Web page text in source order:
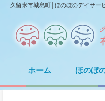
久留米市城島町│ほのぼのデイサー
ホーム ほのぼ